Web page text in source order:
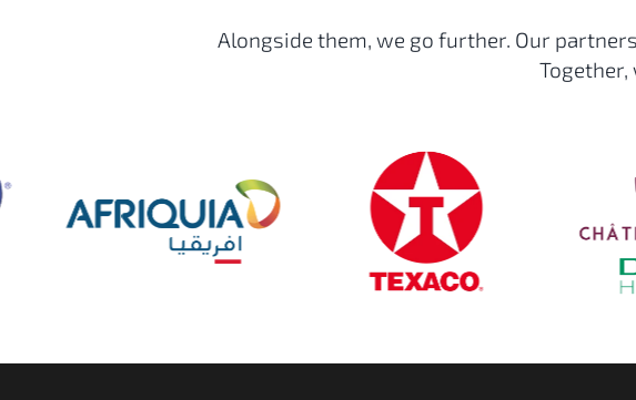
Alongside them, we go further. Our